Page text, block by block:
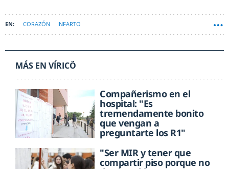
CORAZÓN INFARTO
MÁS EN VÍRICÖ
Compañerismo en el
hospital: "Es
tremendamente bonito
que vengan a
preguntarte los R1"
"Ser MIR y tener que
compartir piso porque no